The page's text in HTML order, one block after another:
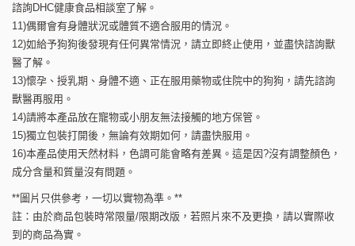
諮詢DHC健康食品相談室了解。
11)偶爾會有身體狀況或體質不適合服用的情況。
12)如給予狗狗後發現有任何異常情況，請立即終止使用，並盡快諮詢獸
醫了解。
13)懷孕、授乳期、身體不適、正在服用藥物或住院中的狗狗，請先諮詢
獸醫再服用。
14)請將本產品放在寵物或小朋友無法接觸的地方保管。
15)獨立包裝打開後，無論有效期如何，請盡快服用。
16)本產品使用天然材料，色調可能會略有差異。這是因?沒有調整顏色，
成分含量和質量沒有問題。
**圖片只供參考，一切以實物為準。**
註：由於商品包裝時常限量/限期改版，若照片來不及更換，請以實際收
到的商品為實。